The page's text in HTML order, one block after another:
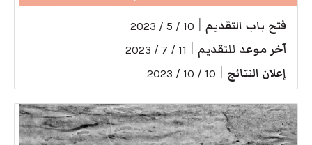
فتح باب التقديم 10 / 5 / 2023
آخر موعد للتقديم 11 / 7 / 2023
إعلان النتائج 10 / 10 / 2023